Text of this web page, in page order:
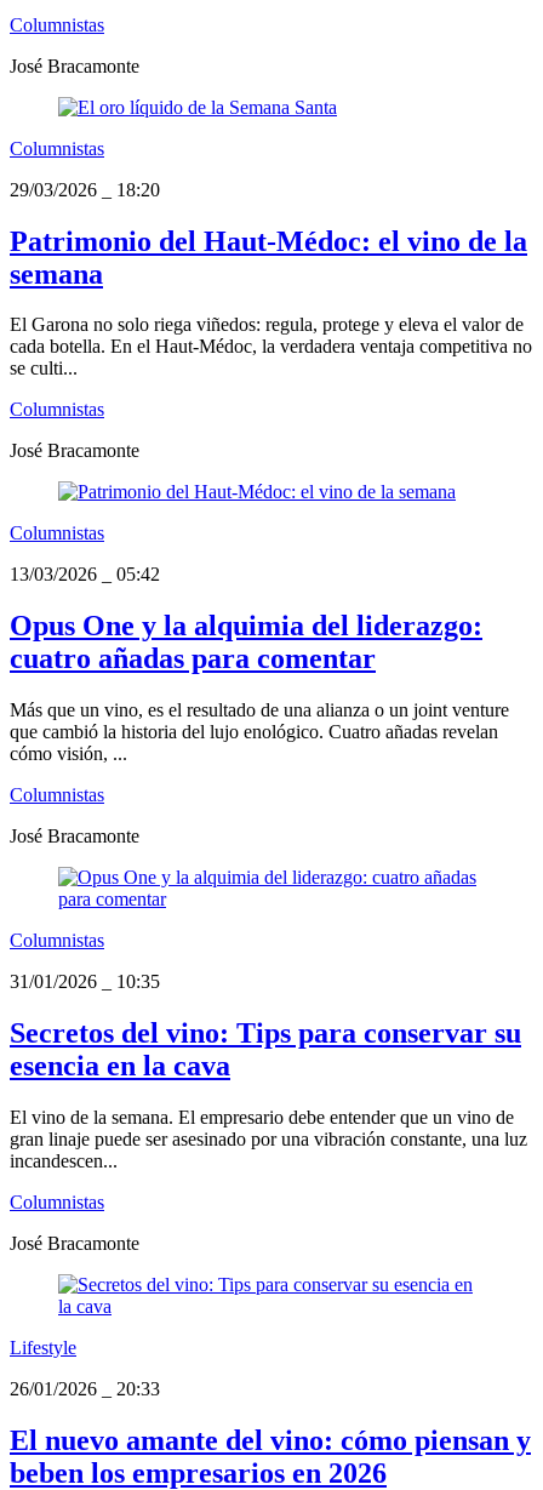
Columnistas
José Bracamonte
Columnistas
29/03/2026
18:20
Patrimonio del Haut-Médoc: el vino de la
semana
El Garona no solo riega viñedos: regula, protege y eleva el valor de
cada botella. En el Haut-Médoc, la verdadera ventaja competitiva no
se culti...
Columnistas
José Bracamonte
Columnistas
13/03/2026
05:42
Opus One y la alquimia del liderazgo:
cuatro añadas para comentar
Más que un vino, es el resultado de una alianza o un joint venture
que cambió la historia del lujo enológico. Cuatro añadas revelan
cómo visión, ...
Columnistas
José Bracamonte
Columnistas
31/01/2026
10:35
Secretos del vino: Tips para conservar su
esencia en la cava
El vino de la semana. El empresario debe entender que un vino de
gran linaje puede ser asesinado por una vibración constante, una luz
incandescen...
Columnistas
José Bracamonte
Lifestyle
26/01/2026
20:33
El nuevo amante del vino: cómo piensan y
beben los empresarios en 2026